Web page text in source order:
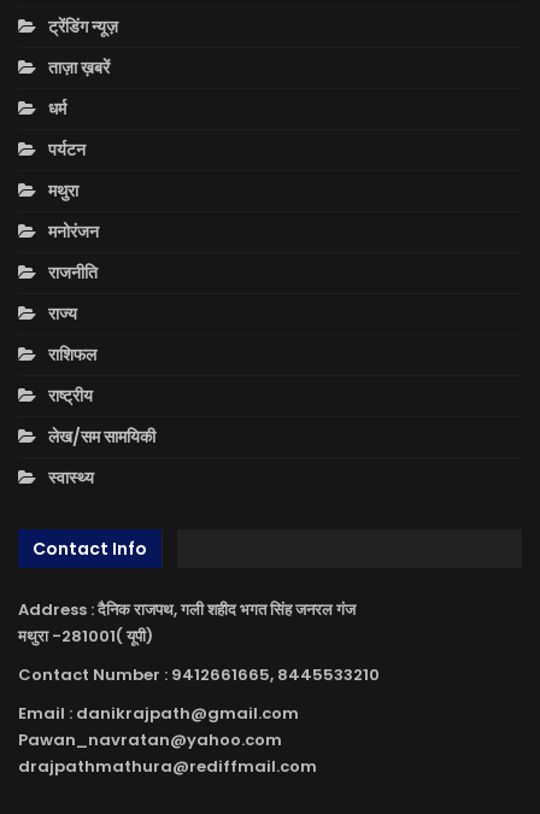
ट्रेंडिंग न्यूज़
ताज़ा ख़बरें
धर्म
पर्यटन
मथुरा
मनोरंजन
राजनीति
राज्य
राशिफल
राष्ट्रीय
लेख/सम सामयिकी
स्वास्थ्य
Contact Info
Address : दैनिक राजपथ, गली शहीद भगत सिंह जनरल गंज
मथुरा -281001( यूपी)
Contact Number : 9412661665, 8445533210
Email : danikrajpath@gmail.com
Pawan_navratan@yahoo.com
drajpathmathura@rediffmail.com